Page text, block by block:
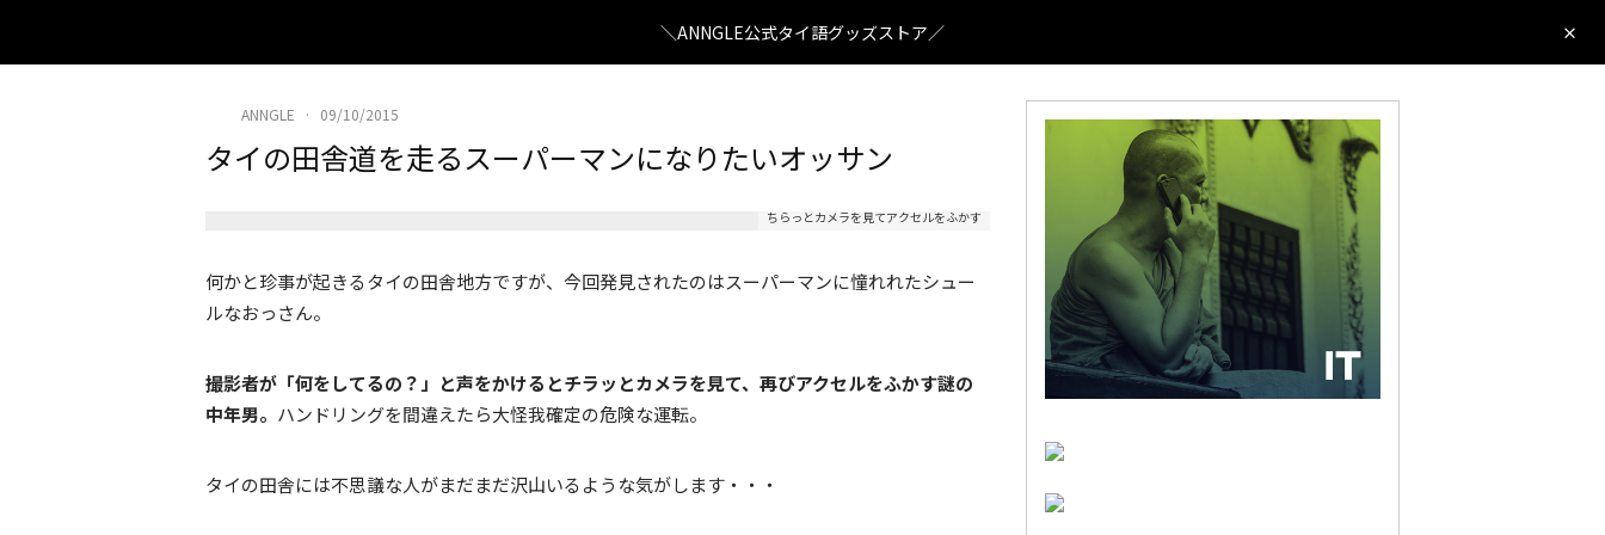
＼ANNGLE公式タイ語グッズストア／
ANNGLE · 09/10/2015
タイの田舎道を走るスーパーマンになりたいオッサン
ちらっとカメラを見てアクセルをふかす
何かと珍事が起きるタイの田舎地方ですが、今回発見されたのはスーパーマンに憧れれたシュー
ルなおっさん。
撮影者が「何をしてるの？」と声をかけるとチラッとカメラを見て、再びアクセルをふかす謎の
中年男。 ハンドリングを間違えたら大怪我確定の危険な運転。
タイの田舎には不思議な人がまだまだ沢山いるような気がします・・・